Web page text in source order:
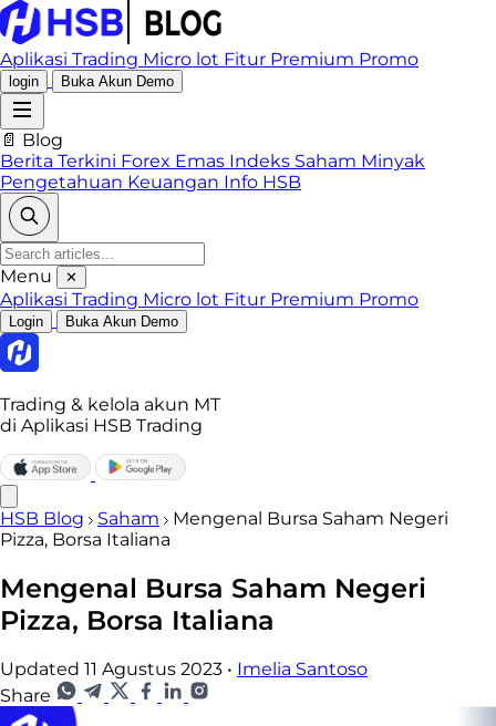
Aplikasi Trading Micro lot Fitur Premium Promo
login Buka Akun Demo
📄 Blog
Berita Terkini Forex Emas Indeks Saham Minyak
Pengetahuan Keuangan Info HSB
Menu ✕
Aplikasi Trading Micro lot Fitur Premium Promo
Login Buka Akun Demo
Trading & kelola akun MT
di Aplikasi HSB Trading
HSB Blog Saham
Mengenal Bursa Saham Negeri
Pizza, Borsa Italiana
Mengenal Bursa Saham Negeri
Pizza, Borsa Italiana
Updated 11 Agustus 2023 • Imelia Santoso
Share